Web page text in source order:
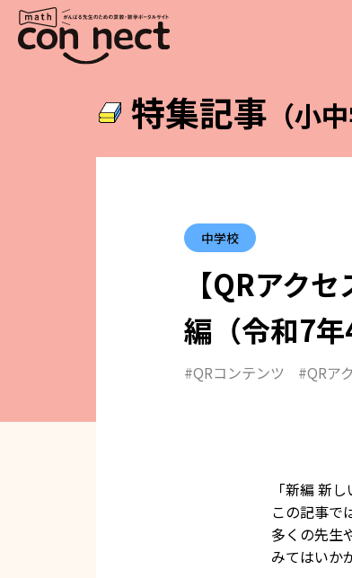
特集記事 （小
中学校
【QRアク
編（令和7年
#QRコンテンツ #QRア
「新編 新
この記事で
多くの先生
みてはいか